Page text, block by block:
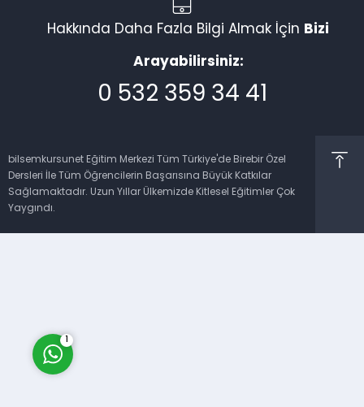
Hakkında Daha Fazla Bilgi Almak İçin Bizi
Arayabilirsiniz:
0 532 359 34 41
bilsemkursunet Eğitim Merkezi Tüm Türkiye'de Birebir Özel
Dersleri İle Tüm Öğrencilerin Başarısına Büyük Katkılar
Sağlamaktadır. Uzun Yıllar Ülkemizde Kitlesel Eğitimler Çok
Yaygındı.
Müşteri Temsilcisi